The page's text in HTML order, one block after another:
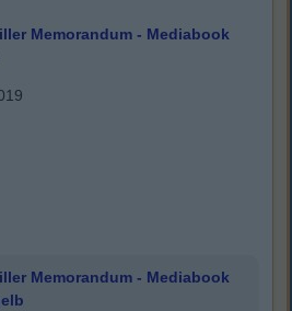
Memorandum - Mediabook
Memorandum - Mediabook